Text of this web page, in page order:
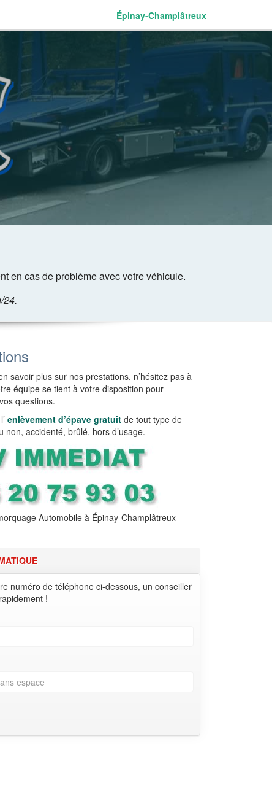
Épinay-Champlâtreux
en cas de problème avec votre véhicule.
24.
savoir plus sur nos prestations, n’hésitez pas à
équipe se tient à votre disposition pour
questions.
enlèvement d’épave gratuit de tout type de
non, accidenté, brûlé, hors d’usage.
Automobile à Épinay-Champlâtreux
numéro de téléphone ci-dessous, un conseiller
!